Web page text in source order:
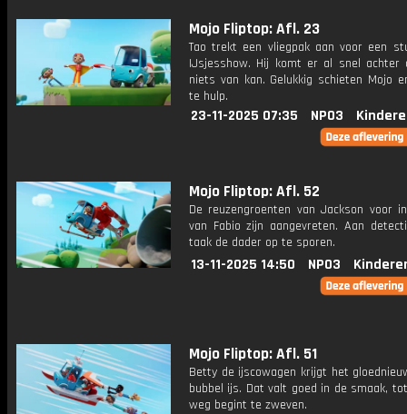
Mojo Fliptop: Afl. 23
Tao trekt een vliegpak aan voor een
IJsjesshow. Hij komt er al snel
niets van kan. Gelukkig schieten Mojo
te hulp.
23-11-2025 07:35 NPO3
Mojo Fliptop: Afl. 52
De reuzengroenten van Jackson voor
van Fabio zijn aangevreten. Aan
taak de dader op te sporen.
13-11-2025 14:50 NPO3
Mojo Fliptop: Afl. 51
Betty de ijscowagen krijgt het
bubbel ijs. Dat valt goed in de smaak,
weg begint te zweven.